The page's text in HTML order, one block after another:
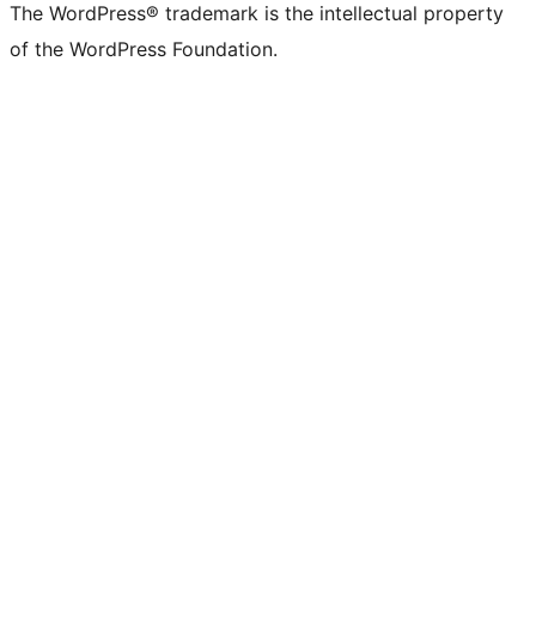
The WordPress® trademark is the intellectual property
of the WordPress Foundation.